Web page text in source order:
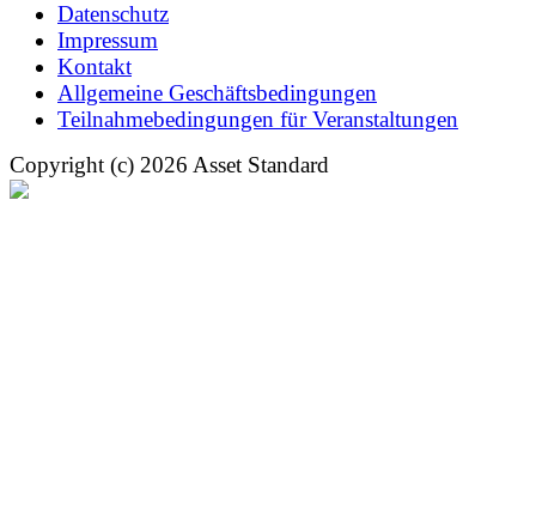
Datenschutz
Impressum
Kontakt
Allgemeine Geschäftsbedingungen
Teilnahmebedingungen für Veranstaltungen
Copyright (c) 2026 Asset Standard